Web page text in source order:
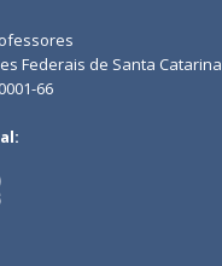
Federais de Santa Catarina
66